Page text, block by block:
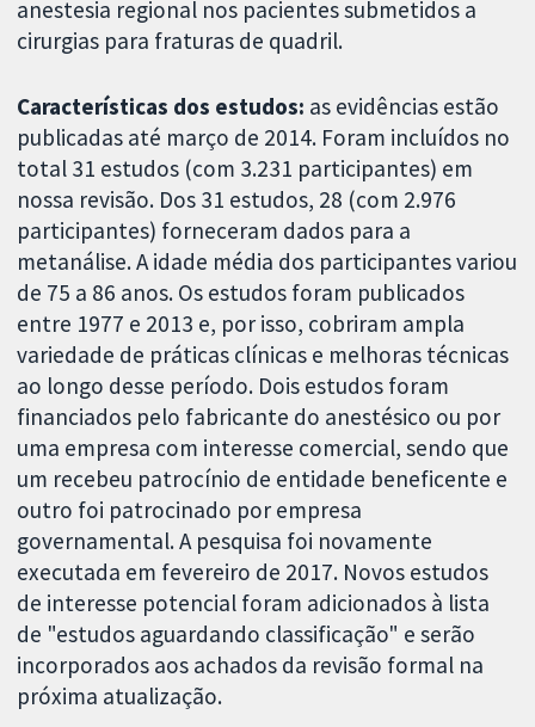
anestesia regional nos pacientes submetidos a
cirurgias para fraturas de quadril.
Características dos estudos: as evidências estão
publicadas até março de 2014. Foram incluídos no
total 31 estudos (com 3.231 participantes) em
nossa revisão. Dos 31 estudos, 28 (com 2.976
participantes) forneceram dados para a
metanálise. A idade média dos participantes variou
de 75 a 86 anos. Os estudos foram publicados
entre 1977 e 2013 e, por isso, cobriram ampla
variedade de práticas clínicas e melhoras técnicas
ao longo desse período. Dois estudos foram
financiados pelo fabricante do anestésico ou por
uma empresa com interesse comercial, sendo que
um recebeu patrocínio de entidade beneficente e
outro foi patrocinado por empresa
governamental. A pesquisa foi novamente
executada em fevereiro de 2017. Novos estudos
de interesse potencial foram adicionados à lista
de "estudos aguardando classificação" e serão
incorporados aos achados da revisão formal na
próxima atualização.